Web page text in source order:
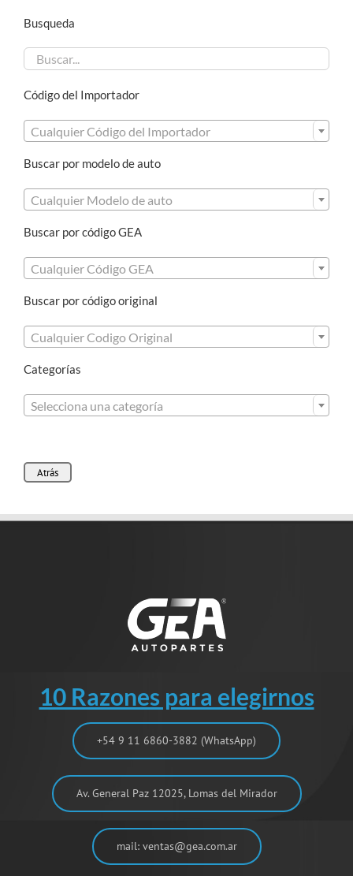
Busqueda
Código del Importador
Cualquier Código del Importador
Buscar por modelo de auto
Cualquier Modelo de auto
Buscar por código GEA
Cualquier Código GEA
Buscar por código original
Cualquier Codigo Original
Categorías
Selecciona una categoría
Atrás
10 Razones para elegirnos
+54 9 11 6860-3882 (WhatsApp)
Av. General Paz 12025, Lomas del Mirador
mail: ventas@gea.com.ar